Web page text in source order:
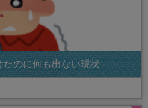
のに何も出ない現状